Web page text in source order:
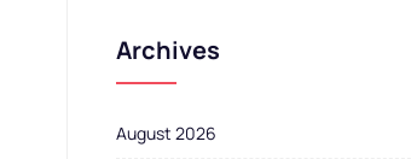
Archives
August 2026